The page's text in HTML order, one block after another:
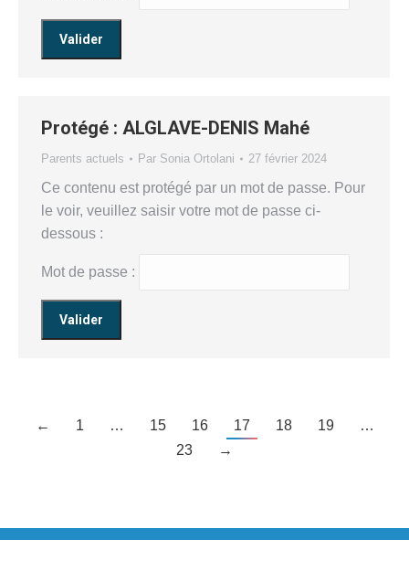
Protégé : ALGLAVE-DENIS Mahé
Parents actuels Par Sonia Ortolani 27 février 2024
Ce contenu est protégé par un mot de passe. Pour
le voir, veuillez saisir votre mot de passe ci-
dessous :
Mot de passe :
← 1 … 15 16 17 18 19
…
23
→